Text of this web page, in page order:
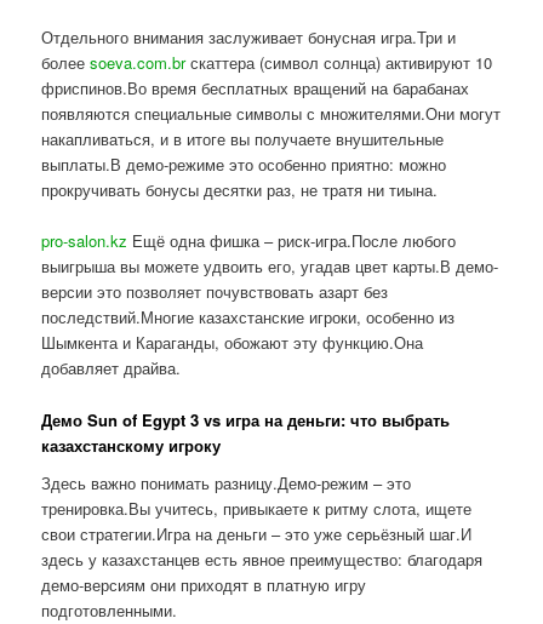
Отдельного внимания заслуживает бонусная игра.Три и
болееsoeva.com.brскаттера (символ солнца) активируют 10
фриспинов.Во время бесплатных вращений на барабанах
появляются специальные символы с множителями.Они могут
накапливаться, и в итоге вы получаете внушительные
выплаты.В демо-режиме это особенно приятно: можно
прокручивать бонусы десятки раз, не тратя ни тиына.
pro-salon.kz Ещё одна фишка – риск-игра.После любого
выигрыша вы можете удвоить его, угадав цвет карты.В демо-
версии это позволяет почувствовать азарт без
последствий.Многие казахстанские игроки, особенно из
Шымкента и Караганды, обожают эту функцию.Она
добавляет драйва.
Демо Sun of Egypt 3 vs игра на деньги: что выбрать
казахстанскому игроку
Здесь важно понимать разницу.Демо-режим – это
тренировка.Вы учитесь, привыкаете к ритму слота, ищете
свои стратегии.Игра на деньги – это уже серьёзный шаг.И
здесь у казахстанцев есть явное преимущество: благодаря
демо-версиям они приходят в платную игру
подготовленными.